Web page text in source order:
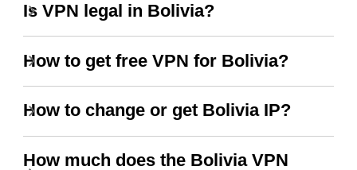
Is VPN legal in Bolivia?
How to get free VPN for Bolivia?
How to change or get Bolivia IP?
How much does the Bolivia VPN